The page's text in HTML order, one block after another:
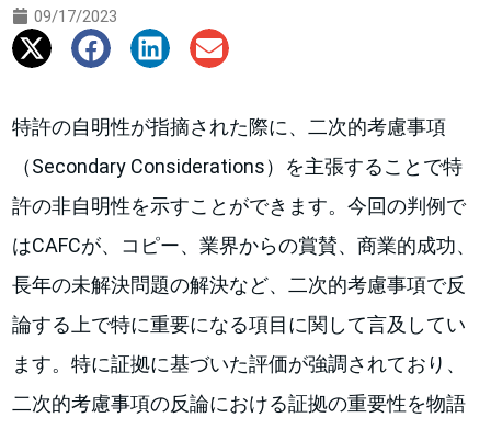
09/17/2023
特許の自明性が指摘された際に、二次的考慮事項
（Secondary Considerations）を主張することで特
許の非自明性を示すことができます。今回の判例で
はCAFCが、コピー、業界からの賞賛、商業的成功、
長年の未解決問題の解決など、二次的考慮事項で反
論する上で特に重要になる項目に関して言及してい
ます。特に証拠に基づいた評価が強調されており、
二次的考慮事項の反論における証拠の重要性を物語